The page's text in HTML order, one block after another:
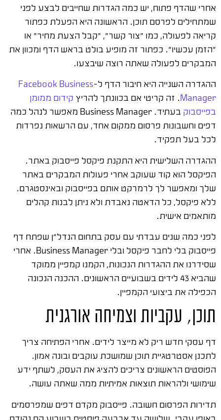
אחרי שהדף פתוח, יש כמה הגדרות שחייבים לבצע לפני
שמתחילים לפרסם תוכן. הראשונה היא הפעלת כפתור
קריאה לפעולה, כמו "צור קשר", "קבל הצעת מחיר" או
"הזמן עכשיו". כפתור זה מופיע בולט בראש הדף ומכוון את
המבקרים לפעולה שאתה רוצה שיבצעו.
ההגדרה השנייה היא חיבור הדף ל-Facebook Business
Manager. זה קריטי אם בכוונתך להריץ קידום ממומן
בפייסבוק
בעתיד. Business Manager מאפשר לנהל כמה
דפים וחשבונות פרסום ממקום אחד, עם הרשאות נפרדות
לכל בעל תפקיד.
ההגדרה השלישית היא התקנת פיקסל פייסבוק באתר.
הפיקסל הוא קוד שעוקב אחרי פעולות המבקרים באתר
שלך ומאפשר לך לרמרקט אותם בפייסבוק ובאינסטגרם.
ללא פיקסל, כל הדאטה נאבדת ולא ניתן לבנות קהלים
מותאמים אישית.
לפני כמה שנים עבדתי עם עסק בתחום הנדל"ן שפתח דף
פייסבוק בלי לחבר פיקסל ובלי Business Manager. אחרי
שסידרנו את ההגדרות הנכונות, הקמנו קמפיין ממוקד
שהביא 43 לידים בשבועיים הראשונים. ההכנה הנכונה
הכפילה את ביצועי הקמפיין.
תוכן, עקביות וצמיחה אורגנית
דף עסקי חדש ריק לא מייצר לידים. אחרי הפתיחה צריך
לתכנן אסטרטגיית תוכן שמושכת עוקבים ובונה אמון.
הפוסטים הראשונים צריכים להציג את העסק, לשתף ידע
שימושי ולהראות תוצאות אמיתיות ממה שאתה עושה.
תדירות הפרסום חשובה. פייסבוק מקדם דפים שמפרסמים